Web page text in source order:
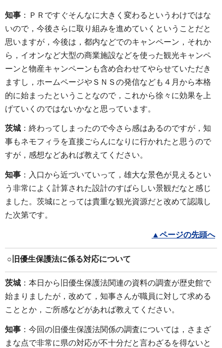
知事 ：ＰＲですぐそんなに大きく変わるというわけではな
いので，今後さらに取り組みを進めていくということだと
思いますが，今後は，都内などでのキャンペーン，それか
ら，イオンなど大型の商業施設などを使った観光キャンペ
ーンと物産キャンペーンも含め合わせてやらせていただき
ますし，ホームページやＳＮＳの発信なども４月から本格
的に始まったということなので，これから徐々に効果を上
げていくのではないかなと思っています。
茨城 ：終わってしまったので今さら感はあるのですが，知
事もネモフィラを直接ごらんになりに行かれたと思うので
すが，感想などあれば教えてください。
知事 ：入口から近づいていって，雄大な景色が見えるとい
う非常によく計算された設計のすばらしい景観だなと感じ
ました。茨城にとっては貴重な観光資源だと改めて認識し
た次第です。
▲ページの先頭へ
○旧優生保護法に係る対応について
茨城 ：本日から旧優生保護法関連の資料の調査が歴史館で
始まりましたが，改めて，知事さんが職員に対して求める
こととか，ご所感などがあれば教えてください。
知事 ：今回の旧優生保護法関係の調査については，さまざ
まな点で非常に県の対応が不十分だと言わざるを得ないと